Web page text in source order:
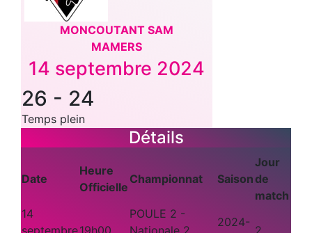
MONCOUTANT SAM
MAMERS
14 septembre 2024
26 - 24
Temps plein
Détails
Date
Heure
Officielle
Championnat Saison
Jour
de
match
14
POULE 2 -
2024-